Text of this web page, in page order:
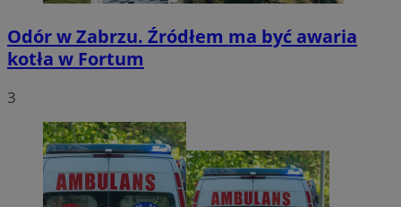
Odór w Zabrzu. Źródłem ma być awaria
kotła w Fortum
3